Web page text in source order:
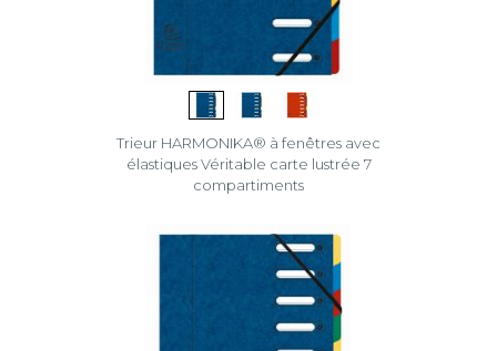
Trieur HARMONIKA® à fenêtres avec
élastiques Véritable carte lustrée 7
compartiments